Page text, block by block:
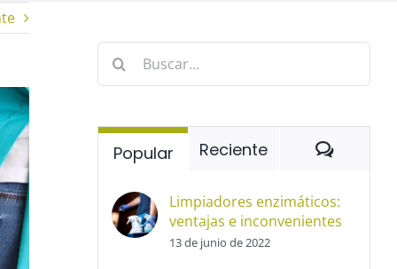
Buscar:
Popular Reciente
Limpiadores enzimáticos:
ventajas e inconvenientes
13 de junio de 2022